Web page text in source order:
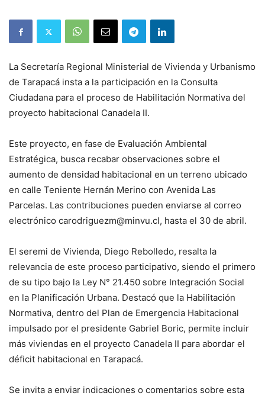
La Secretaría Regional Ministerial de Vivienda y Urbanismo
de Tarapacá insta a la participación en la Consulta
Ciudadana para el proceso de Habilitación Normativa del
proyecto habitacional Canadela II.
Este proyecto, en fase de Evaluación Ambiental
Estratégica, busca recabar observaciones sobre el
aumento de densidad habitacional en un terreno ubicado
en calle Teniente Hernán Merino con Avenida Las
Parcelas. Las contribuciones pueden enviarse al correo
electrónico carodriguezm@minvu.cl, hasta el 30 de abril.
El seremi de Vivienda, Diego Rebolledo, resalta la
relevancia de este proceso participativo, siendo el primero
de su tipo bajo la Ley N° 21.450 sobre Integración Social
en la Planificación Urbana. Destacó que la Habilitación
Normativa, dentro del Plan de Emergencia Habitacional
impulsado por el presidente Gabriel Boric, permite incluir
más viviendas en el proyecto Canadela II para abordar el
déficit habitacional en Tarapacá.
Se invita a enviar indicaciones o comentarios sobre esta